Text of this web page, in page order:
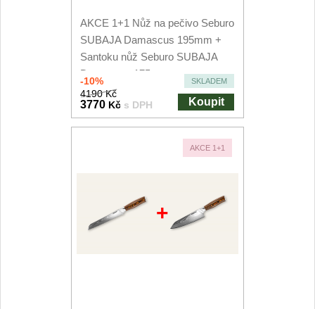
AKCE 1+1 Nůž na pečivo Seburo
SUBAJA Damascus 195mm +
Santoku nůž Seburo SUBAJA
Damascus 175mm
-10% SKLADEM
4190 Kč
3770 Kč s DPH Koupit
AKCE 1+1
+